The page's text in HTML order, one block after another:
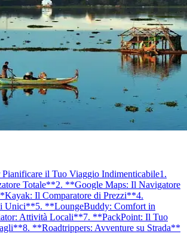
il Tuo Viaggio Indimenticabile1.
Totale**2. **Google Maps: Il Navigatore
Il Comparatore di Prezzi**4.
Unici**5. **LoungeBuddy: Comfort in
Attività Locali**7. **PackPoint: Il Tuo
8. **Roadtrippers: Avventure su Strada**